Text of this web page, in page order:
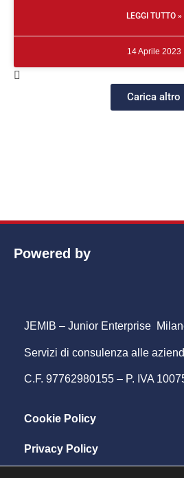
LEGGI TUTTO »
14 Aprile 2023
Carica altro
Powered by
JEMIB – Junior Enterprise
Servizi di consulenza alle
C.F. 97762980155 – P. IVA
Cookie Policy
Privacy Policy